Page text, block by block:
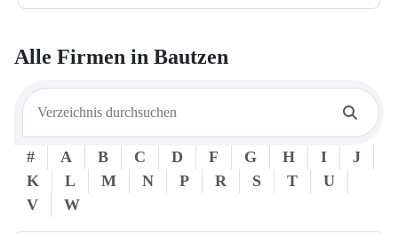
Alle Firmen in Bautzen
# A B C D F G H I
J
K
L M N P R S T
U
V
W